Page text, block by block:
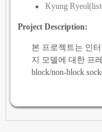
Kyung
Project Description:
본 프로젝트는 인
지 모델에 대한 프
block/non-block